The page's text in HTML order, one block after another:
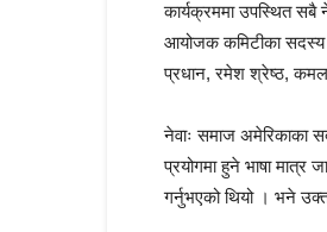
कार्यक्रममा उपस्थित
आयोजक कमिटीका सदस्य
प्रधान, रमेश श्रेष्ठ,
नेवाः समाज अमेरिकाका
प्रयोगमा हुने भाषा मात्र
गर्नुभएको थियो । भने